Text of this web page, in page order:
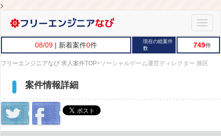
>
Toggle
08/09 | 新着案件0件
現在の総案件
数
749件
フリーエンジニアなび 求人案件TOP>ソーシャルゲーム運営ディレクター 港区
案件情報詳細